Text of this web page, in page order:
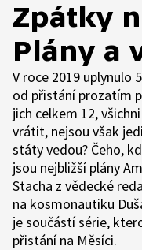
Zpátky
Plány a
V roce 2019 uplynulo
od přistání prozatím
jich celkem 12,
vrátit, nejsou však
státy vedou? Čeho,
jsou nejbližší plány
Stacha z vědecké
na kosmonautiku
je součástí série,
přistání na Měsíci.